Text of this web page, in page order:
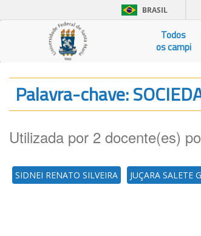
BRASIL
Todos
os campi
Palavra-chave:
Utilizada por 2 docente(es)
SIDNEI RENATO SILVEIRA JUÇARA SALETE